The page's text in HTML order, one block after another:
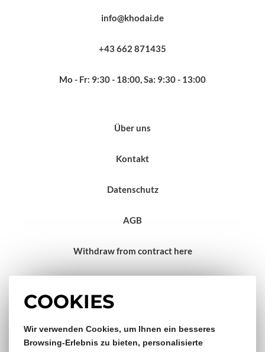
COOKIES
Wir verwenden Cookies, um Ihnen ein besseres
Browsing-Erlebnis zu bieten, personalisierte
info@khodai.de
+43 662 871435
Mo - Fr: 9:30 - 18:00, Sa: 9:30 - 13:00
Über uns
Kontakt
Datenschutz
AGB
Withdraw from contract here
Gratis Versand & Rückversand